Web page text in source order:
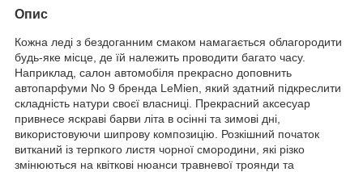
Опис
Кожна леді з бездоганним смаком намагається облагородити
будь-яке місце, де їй належить проводити багато часу.
Наприклад, салон автомобіля прекрасно доповнить
автопарфуми No 9 бренда LeMien, який здатний підкреслити
складність натури своєї власниці. Прекрасний аксесуар
привнесе яскраві барви літа в осінні та зимові дні,
використовуючи шипрову композицію. Розкішний початок
витканий із терпкого листя чорної смородини, які різко
змінюються на квіткові нюанси травневої троянди та